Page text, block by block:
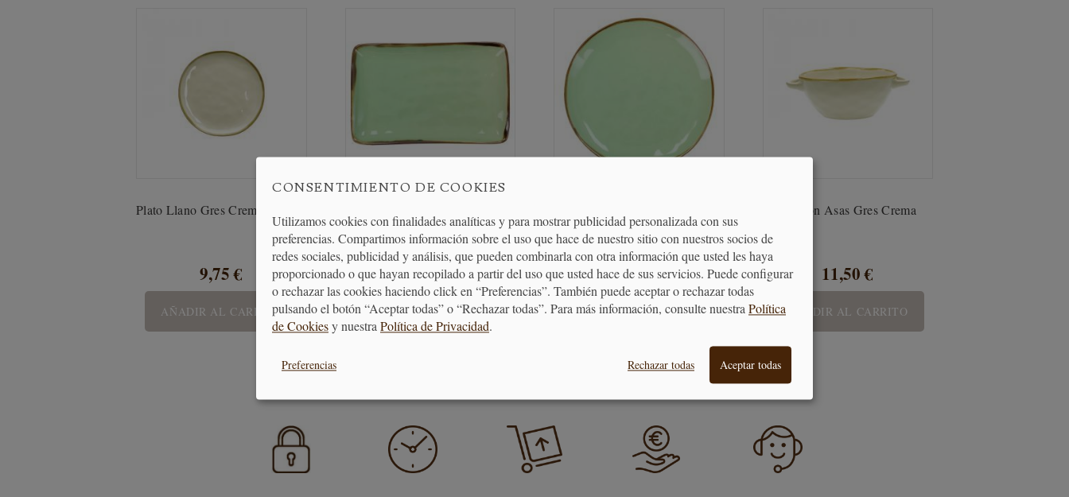
Plato Llano Gres Crema - 20 cm
9,75 €
AÑADIR AL CARRITO
esmaltada
25,80 €
AÑADIR AL CARRITO
esmaltada
38,25 €
AÑADIR AL CARRITO
Bol con Asas Gres Crema
11,50 €
AÑADIR AL CARRITO
CONSENTIMIENTO DE COOKIES
Utilizamos cookies con finalidades analíticas y para mostrar publicidad personalizada con sus
preferencias. Compartimos información sobre el uso que hace de nuestro sitio con nuestros socios de
redes sociales, publicidad y análisis, que pueden combinarla con otra información que usted les haya
proporcionado o que hayan recopilado a partir del uso que usted hace de sus servicios. Puede configurar
o rechazar las cookies haciendo click en “Preferencias”. También puede aceptar o rechazar todas
pulsando el botón “Aceptar todas” o “Rechazar todas”. Para más información, consulte nuestra Política
de Cookiesy nuestra Política de Privacidad.
Preferencias Rechazar todas Aceptar todas